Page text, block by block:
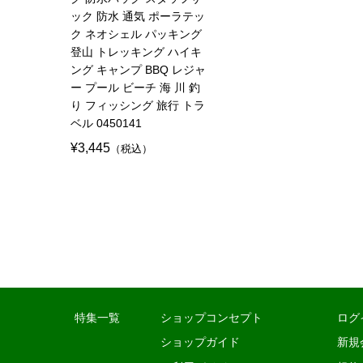
ック 防水 通気 ポーラテッ
ク ネオシェル パッキング
登山 トレッキング ハイキ
ング キャンプ BBQ レジャ
ー プール ビーチ 海 川 釣
り フィッシング 旅行 トラ
ベル 0450141
¥3,445 （税込）
特集一覧
ショップコンセプト
ショップガイド
ログ
新規